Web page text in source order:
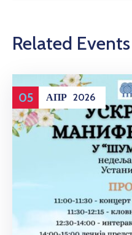
Related Events
05 АПР 2026